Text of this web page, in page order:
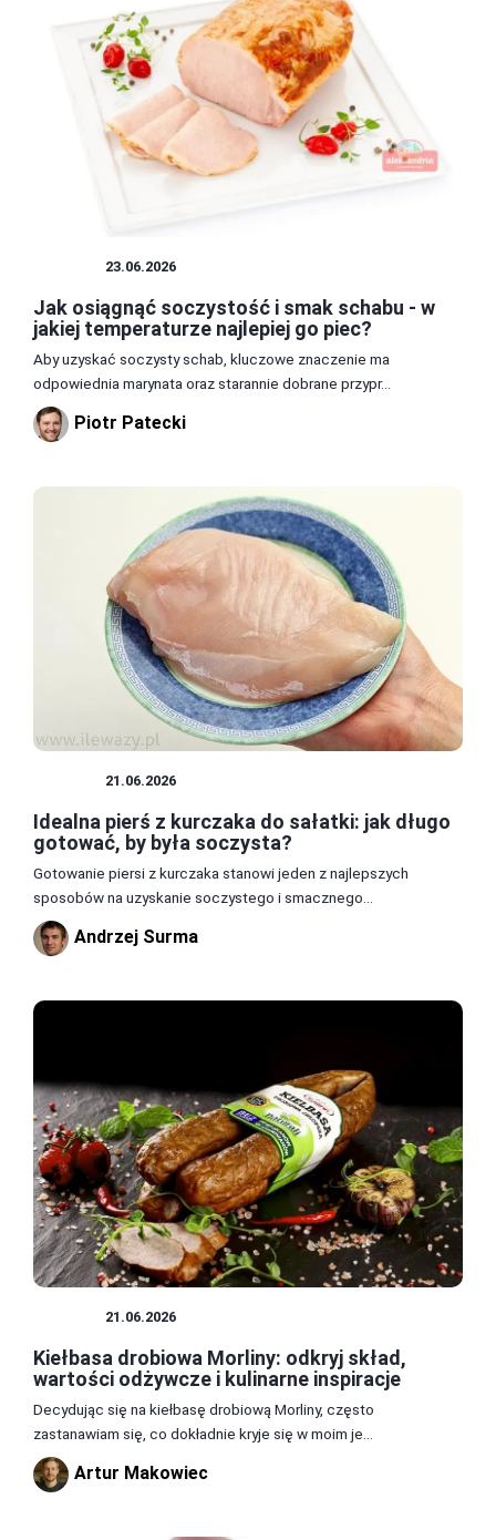
23.06.2026
Jak osiągnąć soczystość i smak schabu - w
jakiej temperaturze najlepiej go piec?
Aby uzyskać soczysty schab, kluczowe znaczenie ma
odpowiednia marynata oraz starannie dobrane przypr...
Piotr Patecki
21.06.2026
Idealna pierś z kurczaka do sałatki: jak długo
gotować, by była soczysta?
Gotowanie piersi z kurczaka stanowi jeden z najlepszych
sposobów na uzyskanie soczystego i smacznego...
Andrzej Surma
21.06.2026
Kiełbasa drobiowa Morliny: odkryj skład,
wartości odżywcze i kulinarne inspiracje
Decydując się na kiełbasę drobiową Morliny, często
zastanawiam się, co dokładnie kryje się w moim je...
Artur Makowiec